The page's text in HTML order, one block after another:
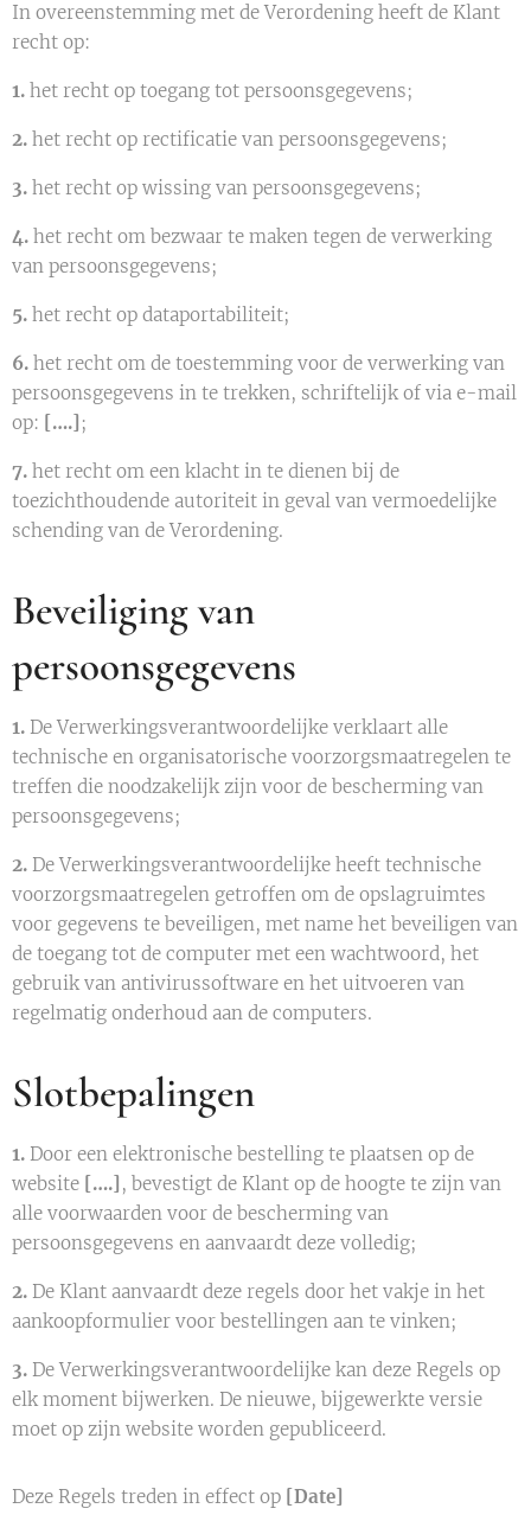
In overeenstemming met de Verordening heeft de Klant
recht op:
1. het recht op toegang tot persoonsgegevens;
2. het recht op rectificatie van persoonsgegevens;
3. het recht op wissing van persoonsgegevens;
4. het recht om bezwaar te maken tegen de verwerking
van persoonsgegevens;
5. het recht op dataportabiliteit;
6. het recht om de toestemming voor de verwerking van
persoonsgegevens in te trekken, schriftelijk of via e-mail
op: [….] ;
7. het recht om een klacht in te dienen bij de
toezichthoudende autoriteit in geval van vermoedelijke
schending van de Verordening.
Beveiliging van
persoonsgegevens
1. De Verwerkingsverantwoordelijke verklaart alle
technische en organisatorische voorzorgsmaatregelen te
treffen die noodzakelijk zijn voor de bescherming van
persoonsgegevens;
2. De Verwerkingsverantwoordelijke heeft technische
voorzorgsmaatregelen getroffen om de opslagruimtes
voor gegevens te beveiligen, met name het beveiligen van
de toegang tot de computer met een wachtwoord, het
gebruik van antivirussoftware en het uitvoeren van
regelmatig onderhoud aan de computers.
Slotbepalingen
1. Door een elektronische bestelling te plaatsen op de
website [….] , bevestigt de Klant op de hoogte te zijn van
alle voorwaarden voor de bescherming van
persoonsgegevens en aanvaardt deze volledig;
2. De Klant aanvaardt deze regels door het vakje in het
aankoopformulier voor bestellingen aan te vinken;
3. De Verwerkingsverantwoordelijke kan deze Regels op
elk moment bijwerken. De nieuwe, bijgewerkte versie
moet op zijn website worden gepubliceerd.
Deze Regels treden in effect op [Date]